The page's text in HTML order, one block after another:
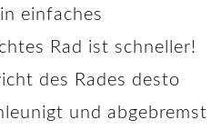
einfaches
Rad ist schneller!
des Rades desto
und abgebremst